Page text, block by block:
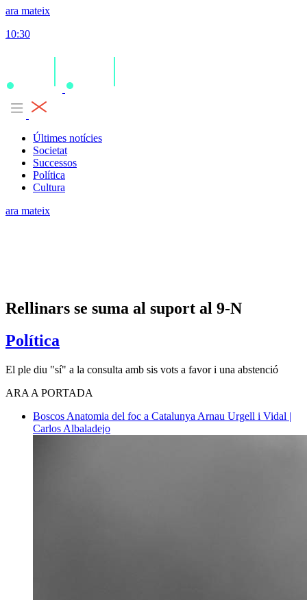
ara mateix
10:30
Últimes notícies
Societat
Successos
Política
Cultura
ara mateix
Rellinars se suma al suport al 9-N
Política
El ple diu "sí" a la consulta amb sis vots a favor i una abstenció
ARA A PORTADA
Boscos Anatomia del foc a Catalunya Arnau Urgell i Vidal |
Carlos Albaladejo